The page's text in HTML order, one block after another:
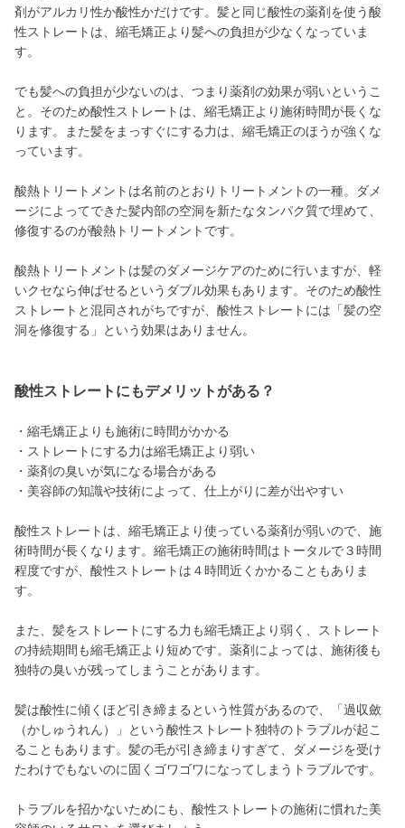
剤がアルカリ性か酸性かだけです。髪と同じ酸性の薬剤を使う酸
性ストレートは、縮毛矯正より髪への負担が少なくなっていま
す。
でも髪への負担が少ないのは、つまり薬剤の効果が弱いというこ
と。そのため酸性ストレートは、縮毛矯正より施術時間が長くな
ります。また髪をまっすぐにする力は、縮毛矯正のほうが強くな
っています。
酸熱トリートメントは名前のとおりトリートメントの一種。ダメ
ージによってできた髪内部の空洞を新たなタンパク質で埋めて、
修復するのが酸熱トリートメントです。
酸熱トリートメントは髪のダメージケアのために行いますが、軽
いクセなら伸ばせるというダブル効果もあります。そのため酸性
ストレートと混同されがちですが、酸性ストレートには「髪の空
洞を修復する」という効果はありません。
酸性ストレートにもデメリットがある？
・縮毛矯正よりも施術に時間がかかる
・ストレートにする力は縮毛矯正より弱い
・薬剤の臭いが気になる場合がある
・美容師の知識や技術によって、仕上がりに差が出やすい
酸性ストレートは、縮毛矯正より使っている薬剤が弱いので、施
術時間が長くなります。縮毛矯正の施術時間はトータルで３時間
程度ですが、酸性ストレートは４時間近くかかることもありま
す。
また、髪をストレートにする力も縮毛矯正より弱く、ストレート
の持続期間も縮毛矯正より短めです。薬剤によっては、施術後も
独特の臭いが残ってしまうことがあります。
髪は酸性に傾くほど引き締まるという性質があるので、「過収斂
（かしゅうれん）」という酸性ストレート独特のトラブルが起こ
ることもあります。髪の毛が引き締まりすぎて、ダメージを受け
たわけでもないのに固くゴワゴワになってしまうトラブルです。
トラブルを招かないためにも、酸性ストレートの施術に慣れた美